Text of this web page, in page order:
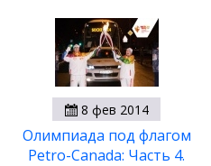
8 фев 2014
Олимпиада под флагом
Petro-Canada: Часть 4.